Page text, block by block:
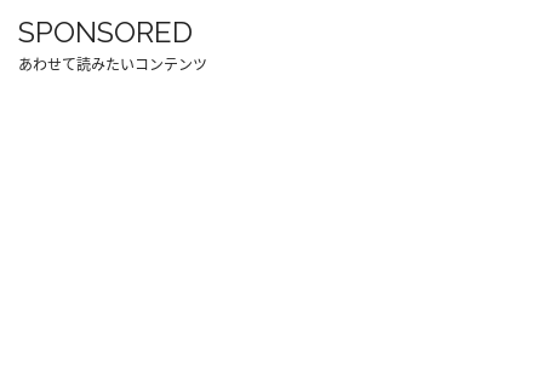
SPONSORED
あわせて読みたいコンテンツ